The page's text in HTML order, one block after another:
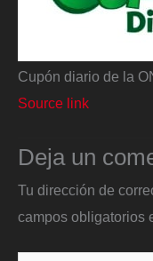
Cupón diario de la
Source link
Deja un
Tu dirección de
campos obligatorios